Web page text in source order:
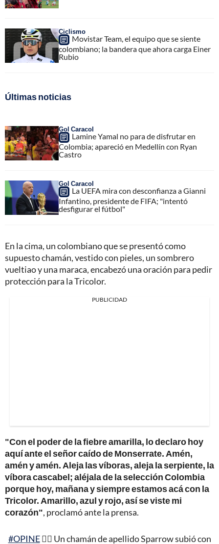
Ciclismo
Movistar Team, el equipo que se siente
colombiano; la bandera que ahora carga Einer
Rubio
Últimas noticias
Gol Caracol
Lamine Yamal no para de disfrutar en
Colombia; apareció en Medellín con Ryan
Castro
Gol Caracol
La UEFA mira con desconfianza a Gianni
Infantino, presidente de FIFA; "intentó
desfigurar el fútbol"
En la cima, un colombiano que se presentó como
supuesto chamán, vestido con pieles, un sombrero
vueltiao y una maraca, encabezó una oración para pedir
protección para la Tricolor.
PUBLICIDAD
"Con el poder de la fiebre amarilla, lo declaro hoy
aquí ante el señor caído de Monserrate. Amén,
amén y amén. Aleja las víboras, aleja la serpiente, la
víbora cascabel; aléjala de la selección Colombia
porque hoy, mañana y siempre estamos acá con la
Tricolor. Amarillo, azul y rojo, así se viste mi
corazón", proclamó ante la prensa.
#OPINE🧙‍♂️ Un chamán de apellido Sparrow subió con